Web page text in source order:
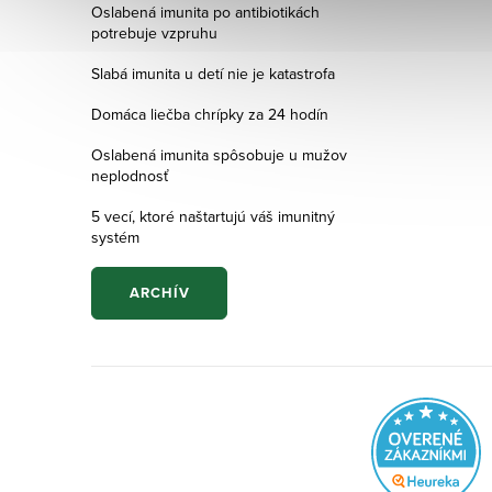
Oslabená imunita po antibiotikách
potrebuje vzpruhu
Slabá imunita u detí nie je katastrofa
Domáca liečba chrípky za 24 hodín
Oslabená imunita spôsobuje u mužov
neplodnosť
5 vecí, ktoré naštartujú váš imunitný
systém
ARCHÍV